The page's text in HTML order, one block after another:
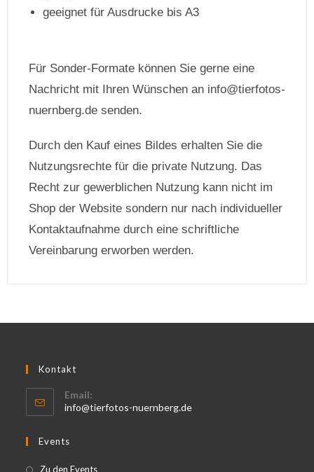
geeignet für Ausdrucke bis A3
Für Sonder-Formate können Sie gerne eine
Nachricht mit Ihren Wünschen an info@tierfotos-
nuernberg.de senden.
Durch den Kauf eines Bildes erhalten Sie die
Nutzungsrechte für die private Nutzung. Das
Recht zur gewerblichen Nutzung kann nicht im
Shop der Website sondern nur nach individueller
Kontaktaufnahme durch eine schriftliche
Vereinbarung erworben werden.
Kontakt
Email:
info@tierfotos-nuernberg.de
Events
Zu den Events